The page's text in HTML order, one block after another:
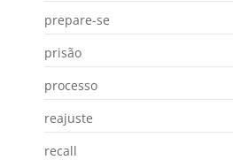
prepare-se
prisão
processo
reajuste
recall